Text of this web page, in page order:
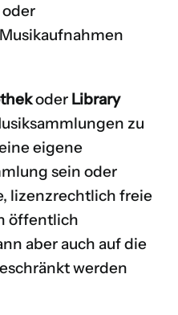
oder Library
zu
eigene
sein oder
lizenzrechtlich freie
öffentlich
aber auch auf die
werden